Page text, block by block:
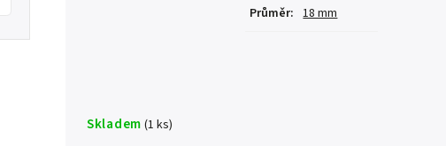
Průměr: 18 mm
Skladem (1 ks)